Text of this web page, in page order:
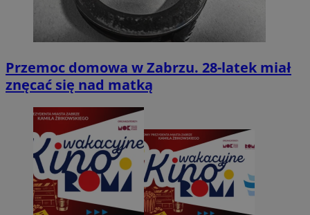
Przemoc domowa w Zabrzu. 28-latek miał
znęcać się nad matką